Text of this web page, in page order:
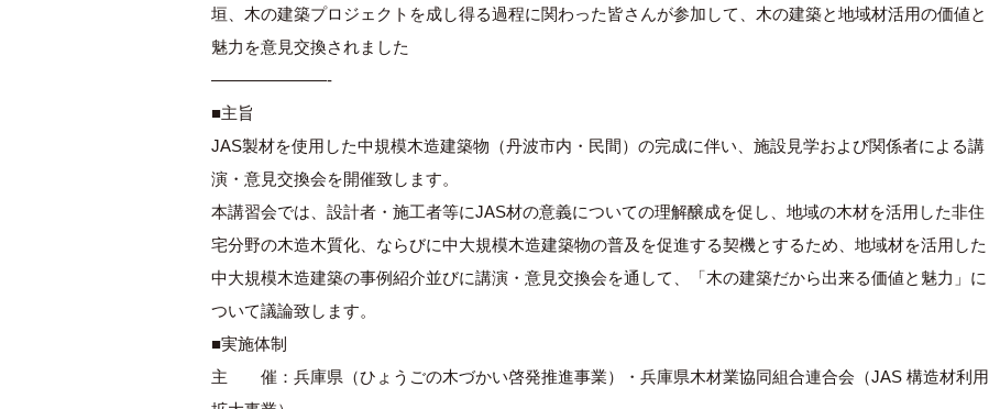
垣、木の建築プロジェクトを成し得る過程に関わった皆さんが参加して、木の建築と地域材活用の価値と
魅力を意見交換されました
———————-
■主旨
JAS製材を使用した中規模木造建築物（丹波市内・民間）の完成に伴い、施設見学および関係者による講
演・意見交換会を開催致します。
本講習会では、設計者・施工者等にJAS材の意義についての理解醸成を促し、地域の木材を活用した非住
宅分野の木造木質化、ならびに中大規模木造建築物の普及を促進する契機とするため、地域材を活用した
中大規模木造建築の事例紹介並びに講演・意見交換会を通して、「木の建築だから出来る価値と魅力」に
ついて議論致します。
■実施体制
主 催：兵庫県（ひょうごの木づかい啓発推進事業）・兵庫県木材業協同組合連合会（JAS 構造材利用